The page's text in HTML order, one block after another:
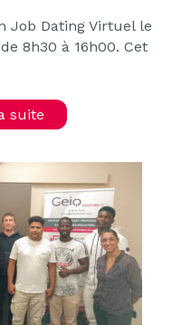
Job Dating Virtuel le
8h30 à 16h00. Cet
suite